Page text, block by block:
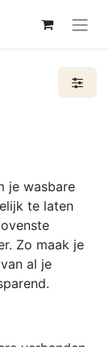
je wasbare
te laten
Zo maak je
al je